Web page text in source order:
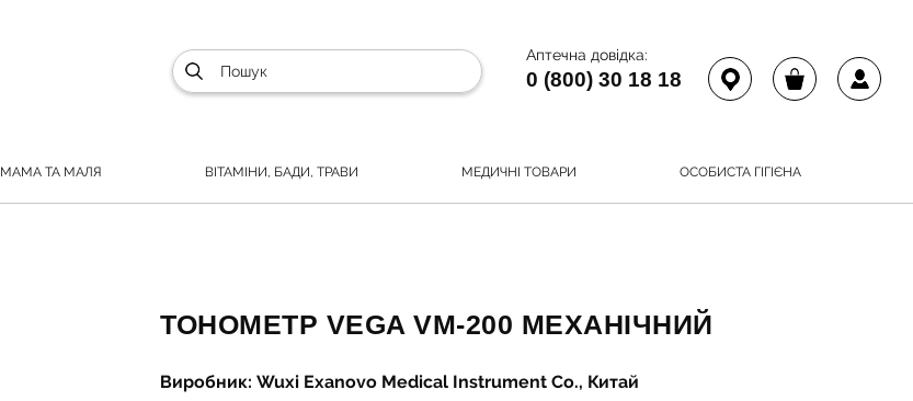
Аптечна довідка:
0 (800) 30 18 18
МАМА ТА МАЛЯ ВІТАМІНИ, БАДИ, ТРАВИ МЕДИЧНІ ТОВАРИ ОСОБИСТА ГІГІЄНА
ТОНОМЕТР VEGA VM-200 МЕХАНІЧНИЙ
Виробник: Wuxi Exanovo Medical Instrument Co., Китай